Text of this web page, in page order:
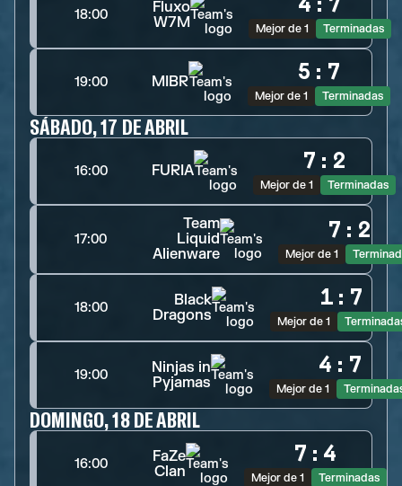
18:00
Fluxo
W7M
Mejor de 1 Terminadas
19:00 MIBR 5 : 7
Mejor de 1 Terminadas
SÁBADO, 17 DE ABRIL
16:00 FURIA 7 : 2
Mejor de 1 Terminadas
17:00
Team
Liquid
Alienware
7 : 2
Mejor de 1
18:00
Black
Dragons
1 : 7
Mejor de 1
19:00
Ninjas in
Pyjamas
4 : 7
Mejor de 1
DOMINGO, 18 DE ABRIL
16:00
FaZe
Clan
7 : 4
Mejor de 1 Terminadas